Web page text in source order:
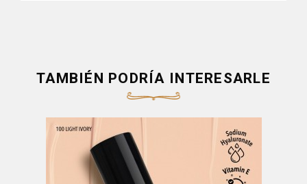
TAMBIÉN PODRÍA INTERESARLE